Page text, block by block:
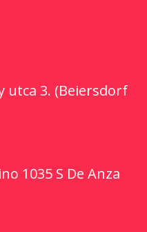
utca 3. (Beiersdorf
1035 S De Anza